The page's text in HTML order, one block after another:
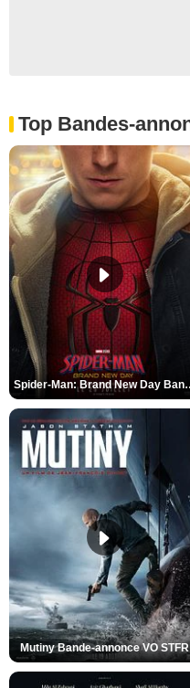
Top Bandes-
Spider-Man:
Mutiny Bande-annonce VO STFR